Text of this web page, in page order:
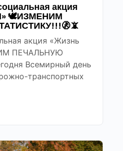
акция
🕊ИЗМЕНИМ
акция «Жизнь
ПЕЧАЛЬНУЮ
Всемирный день
транспортных